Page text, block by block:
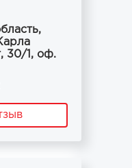
30/1, оф.